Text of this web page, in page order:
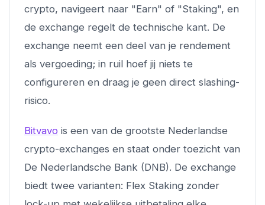
crypto, navigeert naar "Earn" of "Staking", en
de exchange regelt de technische kant. De
exchange neemt een deel van je rendement
als vergoeding; in ruil hoef jij niets te
configureren en draag je geen direct slashing-
risico.
Bitvavo is een van de grootste Nederlandse
crypto-exchanges en staat onder toezicht van
De Nederlandsche Bank (DNB). De exchange
biedt twee varianten: Flex Staking zonder